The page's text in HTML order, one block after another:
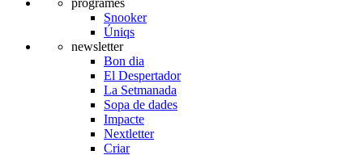
Snooker
Úniqs
newsletter
Bon dia
El Despertador
La Setmanada
Sopa de dades
Impacte
Nextletter
Criar